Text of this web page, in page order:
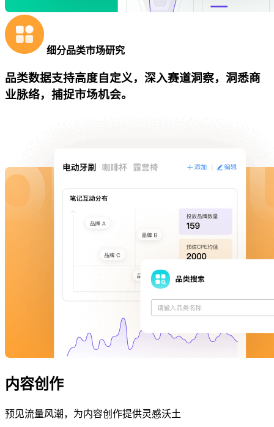
细分品类市场研究
品类数据支持高度自定义，深入赛道洞察，洞悉商
业脉络，捕捉市场机会。
内容创作
预见流量风潮，为内容创作提供灵感沃土